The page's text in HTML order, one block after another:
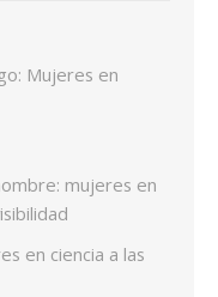
Mujeres en
mujeres en
en ciencia a las